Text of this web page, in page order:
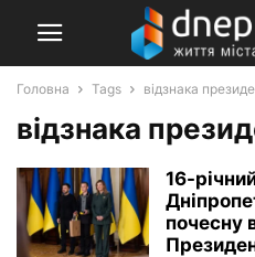
Головна Tags відзнака
відзнака
16-
почесну